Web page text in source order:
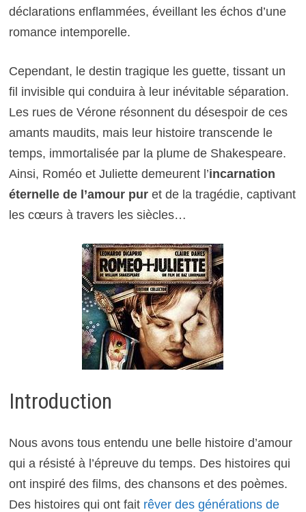
déclarations enflammées, éveillant les échos d’une
romance intemporelle.
Cependant, le destin tragique les guette, tissant un
fil invisible qui conduira à leur inévitable séparation.
Les rues de Vérone résonnent du désespoir de ces
amants maudits, mais leur histoire transcende le
temps, immortalisée par la plume de Shakespeare.
Ainsi, Roméo et Juliette demeurent l’incarnation
éternelle de l’amour puret de la tragédie, captivant
les cœurs à travers les siècles…
Introduction
Nous avons tous entendu une belle histoire d’amour
qui a résisté à l’épreuve du temps. Des histoires qui
ont inspiré des films, des chansons et des poèmes.
Des histoires qui ont fait rêver des générations de